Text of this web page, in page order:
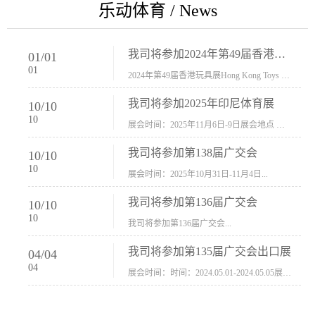
乐动体育 / News
01/01
01
我司将参加2024年第49届香港玩具展Hong Kong Toys & Games Fair 欢迎新···
10/10
10
我司将参加2025年印尼体育展
10/10
10
我司将参加第138届广交会
展会时间：2025年10月31日-11月4日...
10/10
10
我司将参加第136届广交会
我司将参加第136届广交会...
04/04
04
我司将参加第135届广交会出口展
展会时间：时间：2024.05.01-2024.05.05展会地址：中国进出口商品交易会展馆福建康莱宝公司展位号12.1G37-38、H11-12，浙江康莱宝展位号17.1B23-24、C19-20...